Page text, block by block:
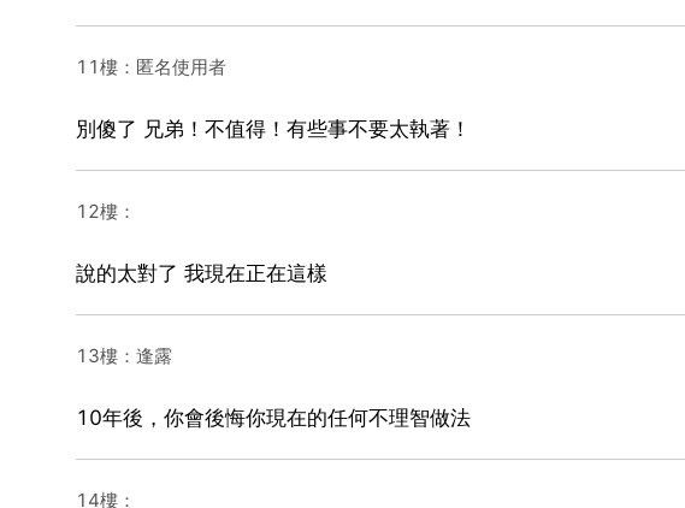
11樓：匿名使用者
別傻了 兄弟！不值得！有些事不要太執著！
12樓：
說的太對了 我現在正在這樣
13樓：逢露
10年後，你會後悔你現在的任何不理智做法
14樓：